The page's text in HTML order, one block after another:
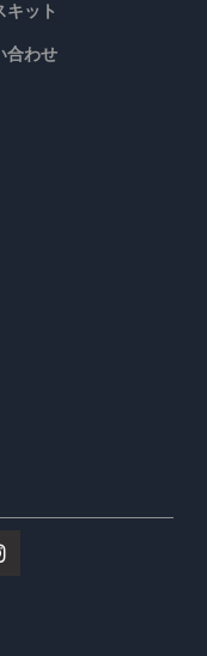
キット
合わせ